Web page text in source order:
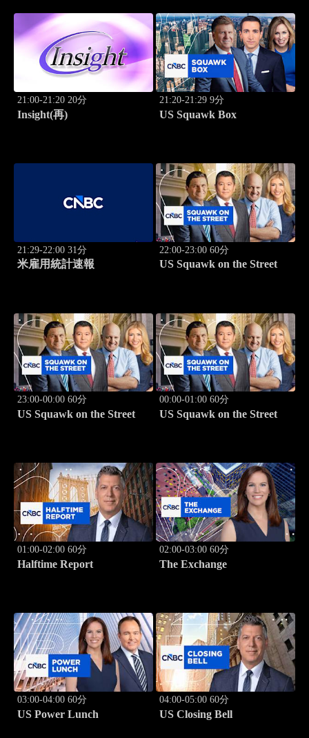
21:00-21:20 20分
Insight(再)
21:20-21:29 9分
US Squawk Box
21:29-22:00 31分
米雇用統計速報
22:00-23:00 60分
US Squawk on the Street
23:00-00:00 60分
US Squawk on the Street
00:00-01:00 60分
US Squawk on the Street
01:00-02:00 60分
Halftime Report
02:00-03:00 60分
The Exchange
03:00-04:00 60分
US Power Lunch
04:00-05:00 60分
US Closing Bell